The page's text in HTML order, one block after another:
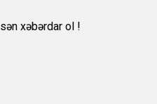
xəbərdar ol !